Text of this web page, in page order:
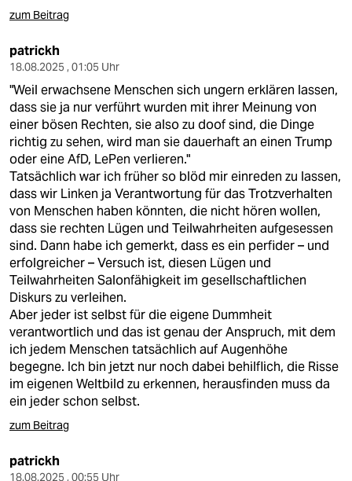
zum Beitrag
patrickh
18.08.2025 , 01:05 Uhr
"Weil erwachsene Menschen sich ungern erklären lassen,
dass sie ja nur verführt wurden mit ihrer Meinung von
einer bösen Rechten, sie also zu doof sind, die Dinge
richtig zu sehen, wird man sie dauerhaft an einen Trump
oder eine AfD, LePen verlieren."
Tatsächlich war ich früher so blöd mir einreden zu lassen,
dass wir Linken ja Verantwortung für das Trotzverhalten
von Menschen haben könnten, die nicht hören wollen,
dass sie rechten Lügen und Teilwahrheiten aufgesessen
sind. Dann habe ich gemerkt, dass es ein perfider – und
erfolgreicher – Versuch ist, diesen Lügen und
Teilwahrheiten Salonfähigkeit im gesellschaftlichen
Diskurs zu verleihen.
Aber jeder ist selbst für die eigene Dummheit
verantwortlich und das ist genau der Anspruch, mit dem
ich jedem Menschen tatsächlich auf Augenhöhe
begegne. Ich bin jetzt nur noch dabei behilflich, die Risse
im eigenen Weltbild zu erkennen, herausfinden muss da
ein jeder schon selbst.
zum Beitrag
patrickh
18.08.2025 , 00:55 Uhr